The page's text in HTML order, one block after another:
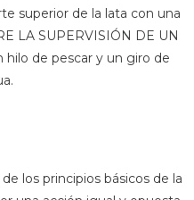
superior de la lata con una
LA SUPERVISIÓN DE UN
hilo de pescar y un giro de
los principios básicos de la